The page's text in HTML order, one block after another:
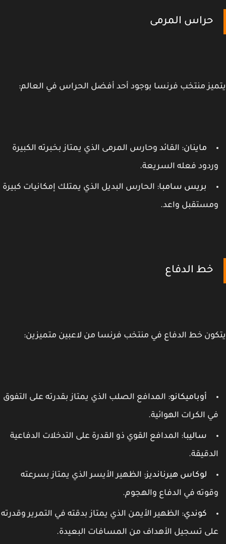
حراس المرمى
منتخب فرنسا بوجود أحد أفضل الحراس في العالم:
ماينان: القائد وحارس المرمى الذي يمتاز بخبرته الكبيرة
فعله السريعة.
بريس سامبا: الحارس البديل الذي يمتلك إمكانيات كبيرة
واعد.
خط الدفاع
خط الدفاع في منتخب فرنسا من لاعبين متميزين:
أوباميكانو: المدافع الصلب الذي يمتاز بقدرته على التفوق
الكرات الهوائية.
ساليبا: المدافع القوي ذو القدرة على التدخلات الدفاعية
لوكاس هيرنانديز: الظهير الأيسر الذي يمتاز بسرعته
في الدفاع والهجوم.
كوندي: الظهير الأيمن الذي يمتاز بدقته في التمرير وقدرته
تسجيل الأهداف من المسافات البعيدة.